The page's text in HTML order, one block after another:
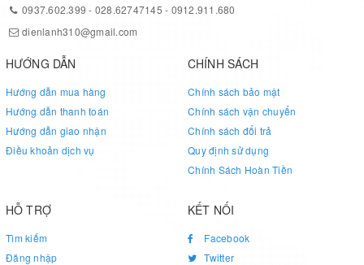
0937.602.399 - 028.62747145 - 0912.911.680
dienlanh310@gmail.com
HƯỚNG DẪN
Hướng dẫn mua hàng
Hướng dẫn thanh toán
Hướng dẫn giao nhận
Điều khoản dịch vụ
CHÍNH SÁCH
Chính sách bảo mật
Chính sách vận chuyển
Chính sách đổi trả
Quy định sử dụng
Chính Sách Hoàn Tiền
HỖ TRỢ
Tìm kiếm
Đăng nhập
KẾT NỐI
Facebook
Twitter